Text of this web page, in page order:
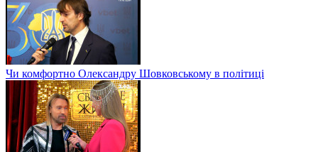
Чи комфортно Олександру Шовковському в політиці